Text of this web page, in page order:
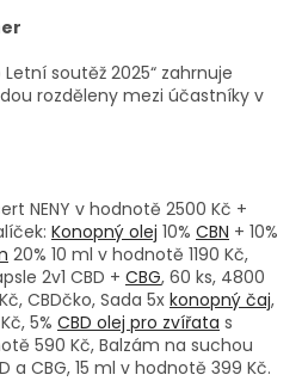
Letní soutěž 2025“ zahrnuje
rozděleny mezi účastníky v
NENY v hodnotě 2500 Kč +
Konopný olej 10% CBN + 10%
20% 10 ml v hodnotě 1190 Kč,
2v1 CBD + CBG, 60 ks, 4800
CBDčko, Sada 5x konopný čaj,
5% CBD olej pro zvířata s
590 Kč, Balzám na suchou
a CBG, 15 ml v hodnotě 399 Kč.